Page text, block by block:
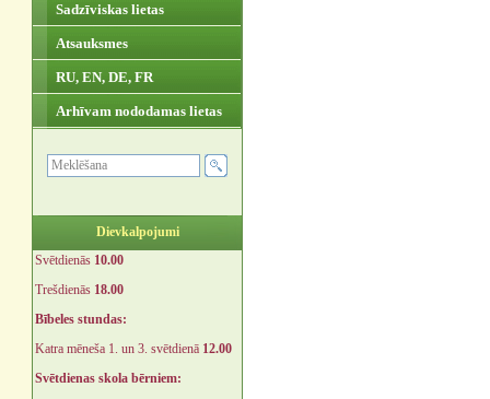
Sadzīviskas lietas
Atsauksmes
RU, EN, DE, FR
Arhīvam nododamas lietas
Dievkalpojumi
Svētdienās 10.00
Trešdienās 18.00
Bībeles stundas:
Katra mēneša 1. un 3. svētdienā 12.00
Svētdienas skola bērniem: